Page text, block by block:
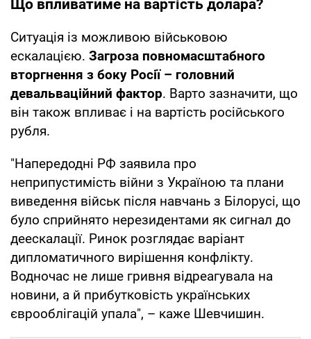
Що впливатиме на вартість долара?
Ситуація із можливою військовою
ескалацією. Загроза повномасштабного
вторгнення з боку Росії – головний
девальваційний фактор. Варто зазначити, що
він також впливає і на вартість російського
рубля.
"Напередодні РФ заявила про
неприпустимість війни з Україною та плани
виведення військ після навчань з Білорусі, що
було сприйнято нерезидентами як сигнал до
деескалації. Ринок розглядає варіант
дипломатичного вирішення конфлікту.
Водночас не лише гривня відреагувала на
новини, а й прибутковість українських
єврооблігацій упала", – каже Шевчишин.